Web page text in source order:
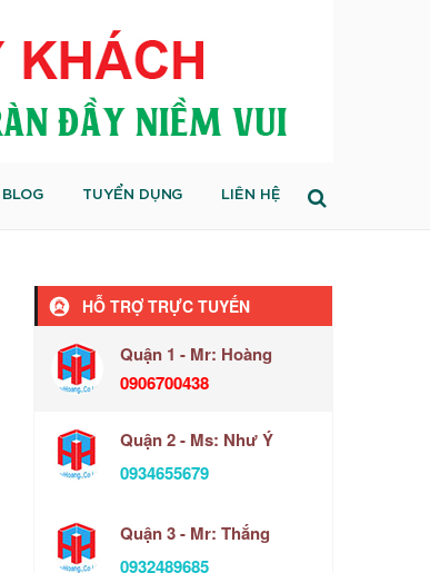
BLOG TUYỂN DỤNG LIÊN HỆ
HỖ TRỢ TRỰC TUYẾN
Quận 1 - Mr: Hoàng
0906700438
Quận 2 - Ms: Như Ý
0934655679
Quận 3 - Mr: Thắng
0932489685